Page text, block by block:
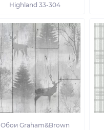
Highland 33-304
Обои Graham&Brown